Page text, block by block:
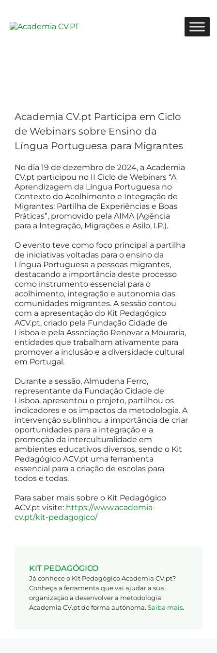
Academia CV.pt Participa em Ciclo
de Webinars sobre Ensino da
Língua Portuguesa para Migrantes
No dia 19 de dezembro de 2024, a Academia
CV.pt participou no II Ciclo de Webinars “A
Aprendizagem da Língua Portuguesa no
Contexto do Acolhimento e Integração de
Migrantes: Partilha de Experiências e Boas
Práticas”, promovido pela AIMA (Agência
para a Integração, Migrações e Asilo, I.P.).
O evento teve como foco principal a partilha
de iniciativas voltadas para o ensino da
Língua Portuguesa a pessoas migrantes,
destacando a importância deste processo
como instrumento essencial para o
acolhimento, integração e autonomia das
comunidades migrantes. A sessão contou
com a apresentação do Kit Pedagógico
ACV.pt, criado pela Fundação Cidade de
Lisboa e pela Associação Renovar a Mouraria,
entidades que trabalham ativamente para
promover a inclusão e a diversidade cultural
em Portugal.
Durante a sessão, Almudena Ferro,
representante da Fundação Cidade de
Lisboa, apresentou o projeto, partilhou os
indicadores e os impactos da metodologia. A
intervenção sublinhou a importância de criar
oportunidades para a integração e a
promoção da interculturalidade em
ambientes educativos diversos, sendo o Kit
Pedagógico ACV.pt uma ferramenta
essencial para a criação de escolas para
todos e todas.
Para saber mais sobre o Kit Pedagógico
ACV.pt visite: https://www.academia-
cv.pt/kit-pedagogico/
KIT PEDAGÓGICO
Já conhece o Kit Pedagógico Academia CV.pt?
Conheça a ferramenta que vai ajudar a sua
organização a desenvolver a metodologia
Academia CV.pt de forma autónoma. Saiba mais.